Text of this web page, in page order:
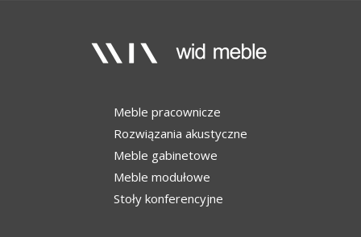
Meble pracownicze
Rozwiązania akustyczne
Meble gabinetowe
Meble modułowe
Stoły konferencyjne